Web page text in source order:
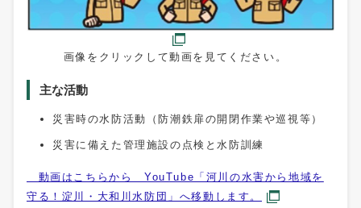
画像をクリックして動画を見てください。
主な活動
災害時の水防活動（防潮鉄扉の開閉作業や巡視等）
災害に備えた管理施設の点検と水防訓練
動画はこちらから YouTube「河川の水害から地域を
守る！淀川・大和川水防団」へ移動します。